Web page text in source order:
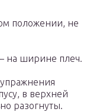
положении, не
на ширине плеч.
в верхней
разогнуты.